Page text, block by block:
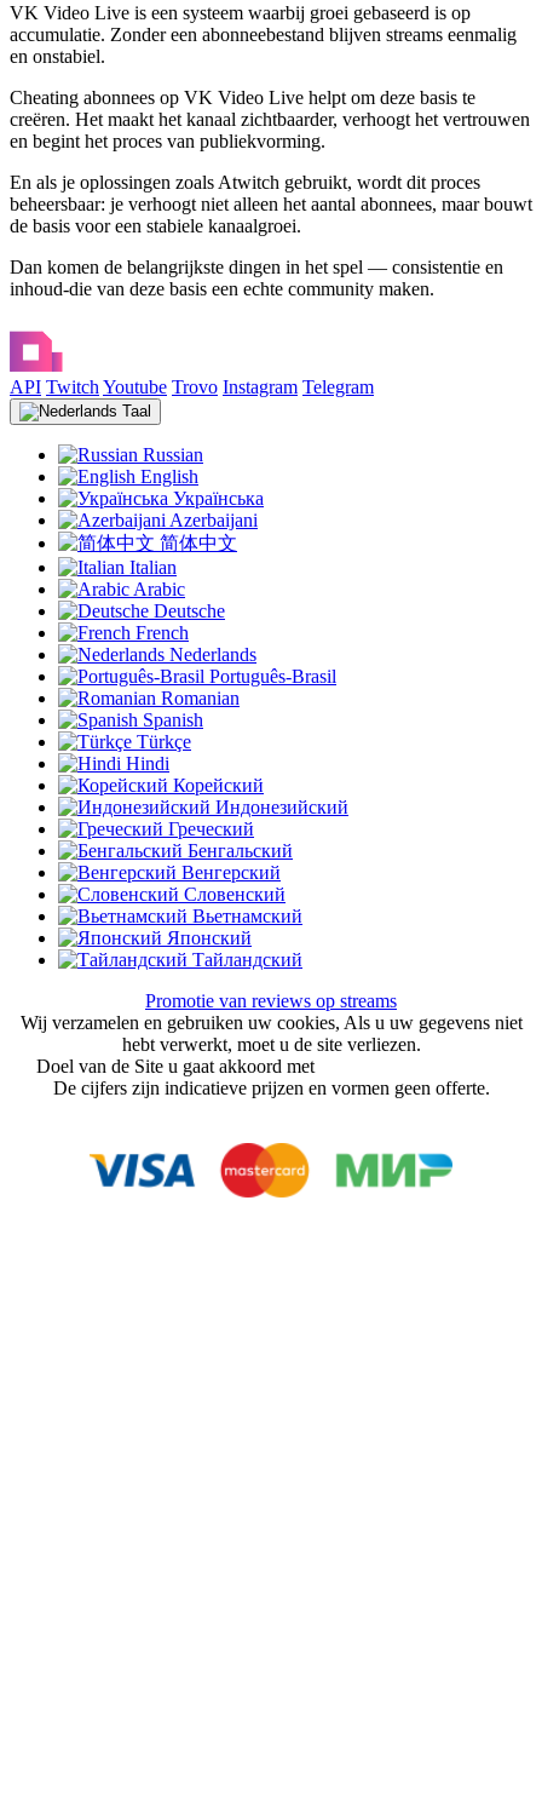
VK Video Live is een systeem waarbij groei gebaseerd is op
accumulatie. Zonder een abonneebestand blijven streams eenmalig
en onstabiel.
Cheating abonnees op VK Video Live helpt om deze basis te
creëren. Het maakt het kanaal zichtbaarder, verhoogt het vertrouwen
en begint het proces van publiekvorming.
En als je oplossingen zoals Atwitch gebruikt, wordt dit proces
beheersbaar: je verhoogt niet alleen het aantal abonnees, maar bouwt
de basis voor een stabiele kanaalgroei.
Dan komen de belangrijkste dingen in het spel — consistentie en
inhoud-die van deze basis een echte community maken.
API Twitch Youtube Trovo Instagram Telegram
Taal
Russian
English
Українська
Azerbaijani
简体中文
Italian
Arabic
Deutsche
French
Nederlands
Português-Brasil
Romanian
Spanish
Türkçe
Hindi
Корейский
Индонезийский
Греческий
Бенгальский
Венгерский
Словенский
Вьетнамский
Японский
Тайландский
Promotie van reviews op streams
Wij verzamelen en gebruiken uw cookies, Als u uw gegevens niet
hebt verwerkt, moet u de site verliezen.
Doel van de Site u gaat akkoord met
De cijfers zijn indicatieve prijzen en vormen geen offerte.